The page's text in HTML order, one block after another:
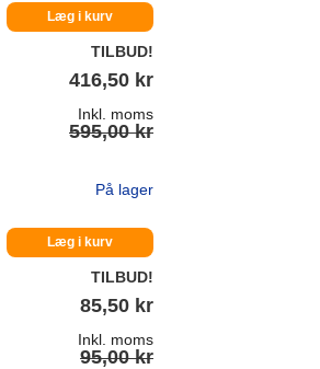
Læg i kurv
TILBUD!
416,50 kr
Inkl. moms
595,00 kr
På lager
Læg i kurv
TILBUD!
85,50 kr
Inkl. moms
95,00 kr